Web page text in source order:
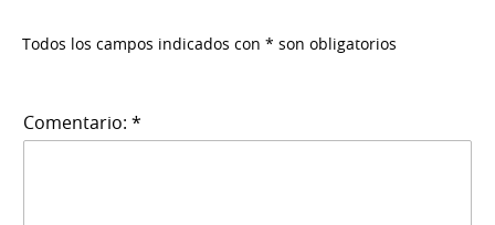
Todos los campos indicados con * son obligatorios
Comentario: *